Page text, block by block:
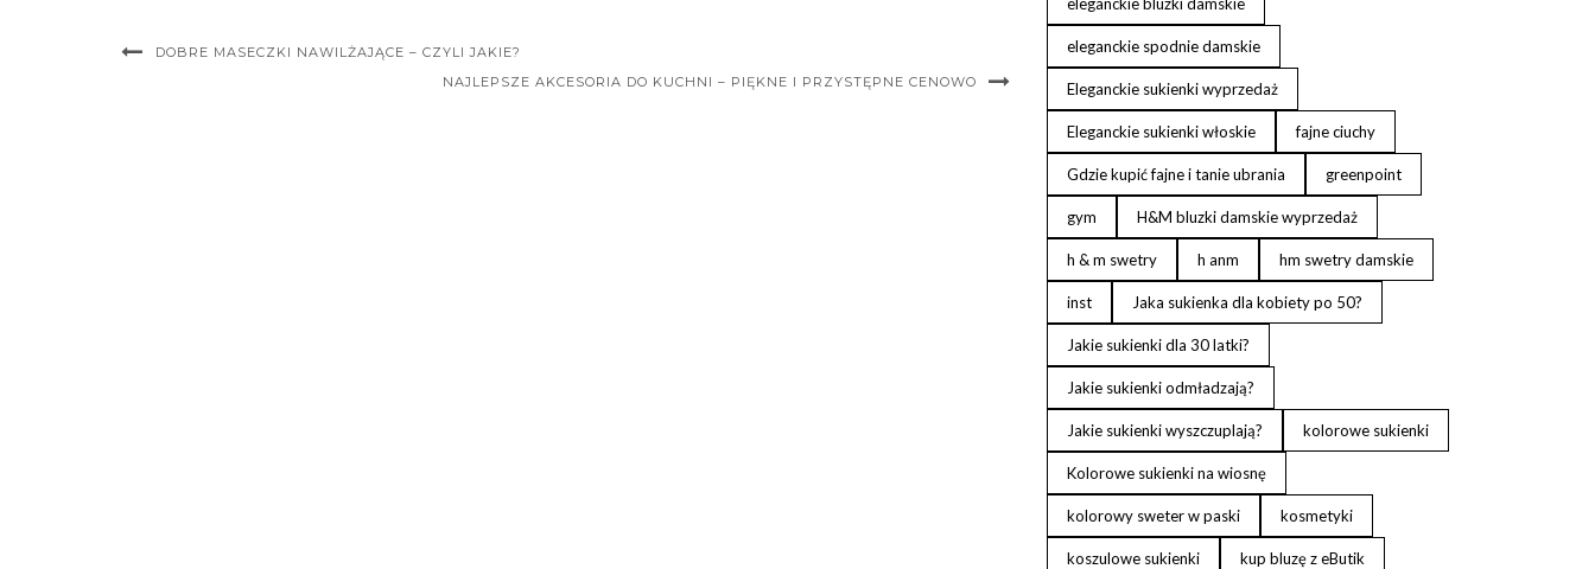
DOBRE MASECZKI NAWILŻAJĄCE – CZYLI JAKIE?
NAJLEPSZE AKCESORIA DO KUCHNI – PIĘKNE I PRZYSTĘPNE CENOWO
eleganckie spodnie damskie
Eleganckie sukienki wyprzedaż
Eleganckie sukienki włoskie fajne ciuchy
Gdzie kupić fajne i tanie ubrania greenpoint
gym H&M bluzki damskie wyprzedaż
h & m swetry h anm hm swetry damskie
inst Jaka sukienka dla kobiety po 50?
Jakie sukienki dla 30 latki?
Jakie sukienki odmładzają?
Jakie sukienki wyszczuplają? kolorowe sukienki
Kolorowe sukienki na wiosnę
kolorowy sweter w paski kosmetyki
koszulowe sukienki kup bluzę z eButik